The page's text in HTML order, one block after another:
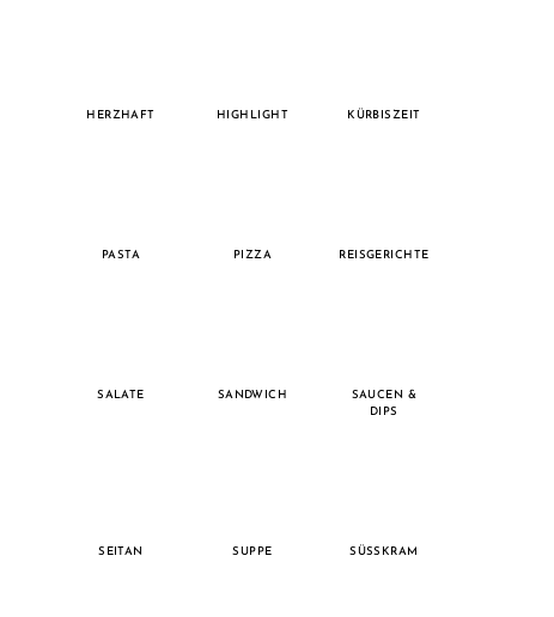
HERZHAFT HIGHLIGHT KÜRBISZEIT
PASTA PIZZA REISGERICHTE
SALATE SANDWICH
SAUCEN &
DIPS
SEITAN SUPPE SÜSSKRAM